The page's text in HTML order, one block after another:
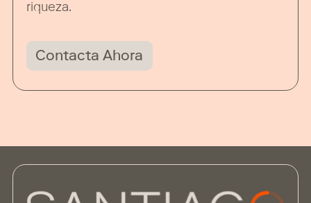
riqueza.
Contacta Ahora